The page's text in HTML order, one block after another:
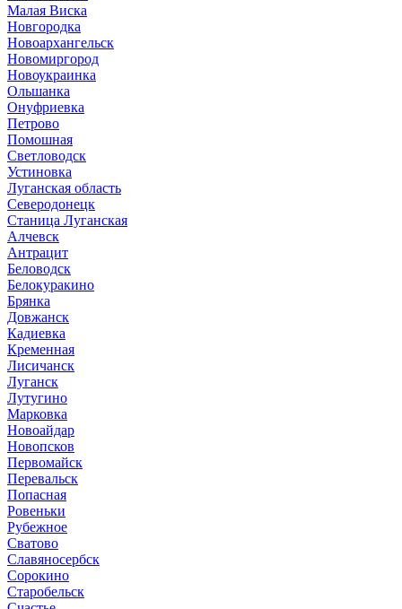
Малая Виска
Новгородка
Новоархангельск
Новомиргород
Новоукраинка
Ольшанка
Онуфриевка
Петрово
Помошная
Светловодск
Устиновка
Луганская область
Северодонецк
Станица Луганская
Алчевск
Антрацит
Беловодск
Белокуракино
Брянка
Довжанск
Кадиевка
Кременная
Лисичанск
Луганск
Лутугино
Марковка
Новоайдар
Новопсков
Первомайск
Перевальск
Попасная
Ровеньки
Рубежное
Сватово
Славяносербск
Сорокино
Старобельск